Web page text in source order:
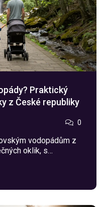
Praktický
z České republiky
0
vodopádům z
oklik, s
lidí a s čistou